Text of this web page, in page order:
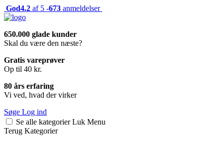
God4.2 af 5 -673 anmeldelser
650.000 glade kunder
Skal du være den næste?
Gratis vareprøver
Op til 40 kr.
80 års erfaring
Vi ved, hvad der virker
Søge Log ind
Se alle kategorier Luk Menu
Terug Kategorier